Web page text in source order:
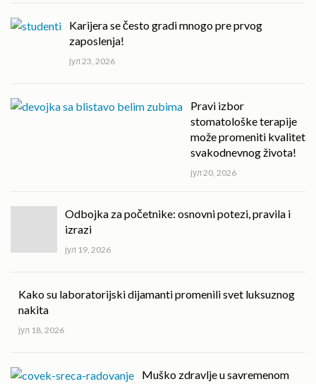
Karijera se često gradi mnogo pre prvog
zaposlenja!
јул 23, 2026
Pravi izbor
stomatološke terapije
može promeniti kvalitet
svakodnevnog života!
јул 20, 2026
Odbojka za početnike: osnovni potezi, pravila i
izrazi
јул 19, 2026
Kako su laboratorijski dijamanti promenili svet luksuznog
nakita
јул 18, 2026
Muško zdravlje u savremenom